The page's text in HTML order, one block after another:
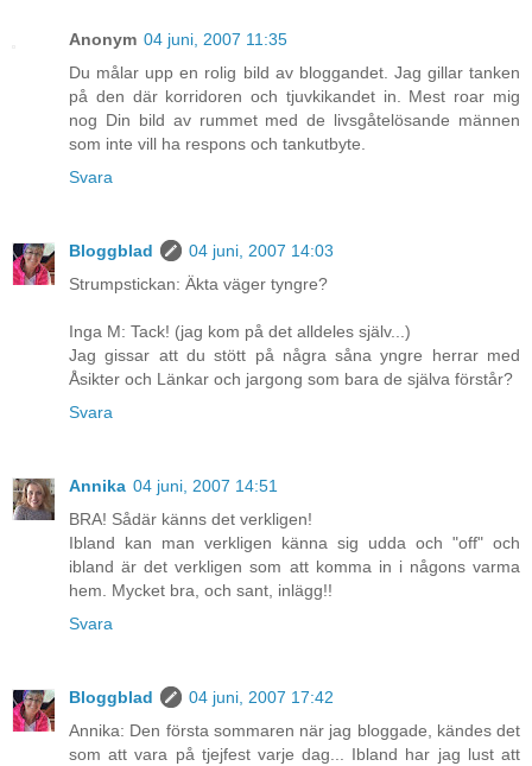
Anonym 04 juni, 2007 11:35
Du målar upp en rolig bild av bloggandet. Jag gillar tanken
på den där korridoren och tjuvkikandet in. Mest roar mig
nog Din bild av rummet med de livsgåtelösande männen
som inte vill ha respons och tankutbyte.
Svara
Bloggblad
04 juni, 2007 14:03
Strumpstickan: Äkta väger tyngre?
Inga M: Tack! (jag kom på det alldeles själv...)
Jag gissar att du stött på några såna yngre herrar med
Åsikter och Länkar och jargong som bara de själva förstår?
Svara
Annika 04 juni, 2007 14:51
BRA! Sådär känns det verkligen!
Ibland kan man verkligen känna sig udda och "off" och
ibland är det verkligen som att komma in i någons varma
hem. Mycket bra, och sant, inlägg!!
Svara
Bloggblad
04 juni, 2007 17:42
Annika: Den första sommaren när jag bloggade, kändes det
som att vara på tjejfest varje dag... Ibland har jag lust att